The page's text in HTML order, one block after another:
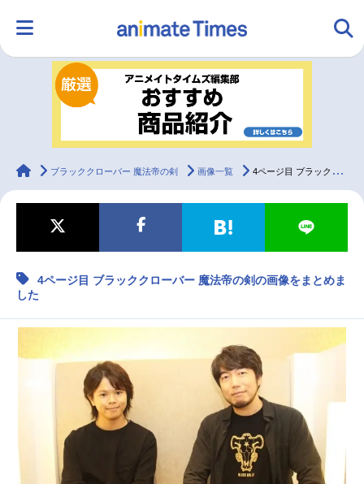
ランキング アニメ
ラジオ
マンガ・ラノベ ゲーム・アプリ 音楽 コスプレ
2.5次元 配信・Vtuber トレンド 無料マンガ
最新記事一覧
アニメ記事一覧 声優記事一覧
アニメ映画一覧 実写化映画一覧
今期アニメ曜日別一覧
夏アニメ
animateTimes
ブラッククローバー 魔法帝の剣 画像一覧 4ページ目 ブラッククローバー 魔法帝の剣の画像をまとめました
4ページ目 ブラッククローバー 魔法帝の剣の画像をまとめま
した